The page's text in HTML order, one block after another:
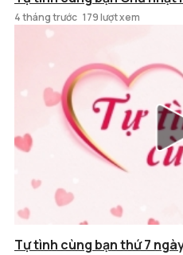
4 tháng trước 179 lượt xem
Tự tình cùng bạn thứ 7